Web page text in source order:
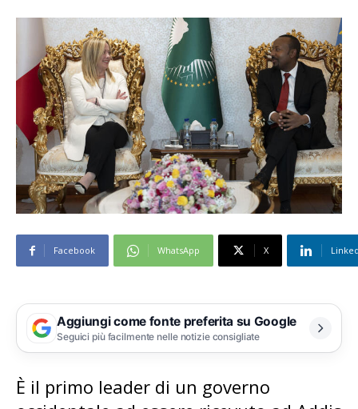
Facebook WhatsApp X
Aggiungi come fonte preferita su Google
Seguici più facilmente nelle notizie consigliate
È il primo leader di un governo